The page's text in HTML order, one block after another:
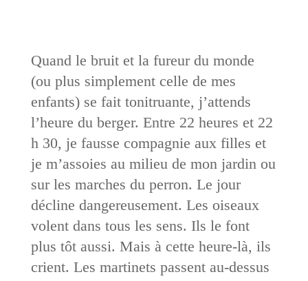
Quand le bruit et la fureur du monde
(ou plus simplement celle de mes
enfants) se fait tonitruante, j’attends
l’heure du berger. Entre 22 heures et 22
h 30, je fausse compagnie aux filles et
je m’assoies au milieu de mon jardin ou
sur les marches du perron. Le jour
décline dangereusement. Les oiseaux
volent dans tous les sens. Ils le font
plus tôt aussi. Mais à cette heure-là, ils
crient. Les martinets passent au-dessus